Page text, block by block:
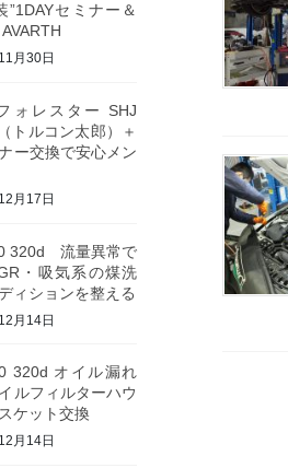
”1DAYセミナー＆
月30日
ォレスター SHJ
トルコン太郎）＋
ー交換で安心メン
月17日
320d 流量異常で
・吸気系の煤洗
ィションを整える
月14日
320d オイル漏れ
ルフィルターハウ
ケット交換
月14日